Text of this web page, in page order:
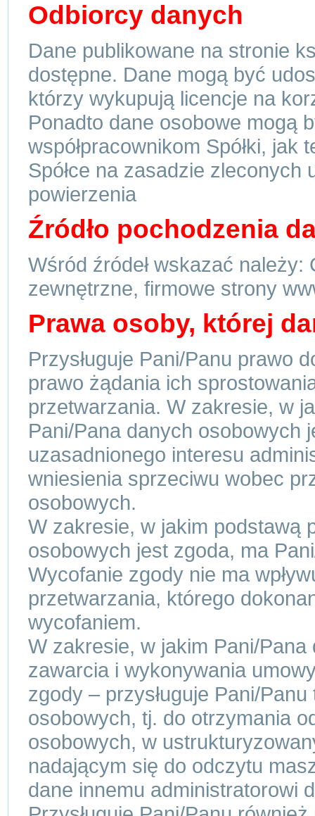
Odbiorcy danych
Dane publikowane na stronie
dostępne. Dane mogą być
którzy wykupują licencje na
Ponadto dane osobowe mogą
współpracownikom Spółki,
Spółce na zasadzie zleconych
powierzenia
Źródło pochodzenia
Wśród źródeł wskazać
zewnętrzne, firmowe strony
Prawa osoby, której
Przysługuje Pani/Panu prawo
prawo żądania ich
przetwarzania. W zakresie, w
Pani/Pana danych osobowych
uzasadnionego interesu
wniesienia sprzeciwu wobec
osobowych.
W zakresie, w jakim podstawą
osobowych jest zgoda, ma
Wycofanie zgody nie ma
przetwarzania, którego
wycofaniem.
W zakresie, w jakim Pani/
zawarcia i wykonywania
zgody – przysługuje Pani/
osobowych, tj. do otrzymania
osobowych, w
nadającym się do odczytu
dane innemu administratorowi